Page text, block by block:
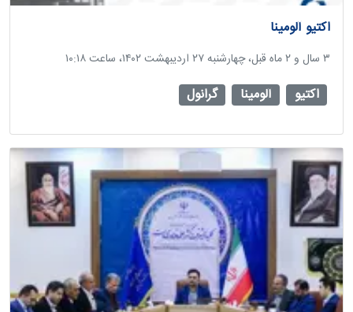
اکتیو آلومینا
‫۳ سال و ۲ ماه قبل، چهارشنبه ۲۷ اردیبهشت ۱۴۰۲، ساعت ۱۰:۱۸
اکتیو آلومینا گرانول